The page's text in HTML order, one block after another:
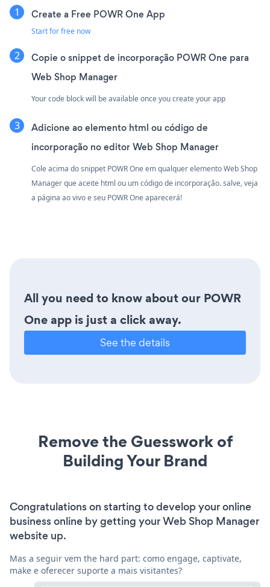
Create a Free POWR One App
Start for free now
Copie o snippet de incorporação POWR One para
Web Shop Manager
Your code block will be available once you create your app
Adicione ao elemento html ou código de
incorporação no editor Web Shop Manager
Cole acima do snippet POWR One em qualquer elemento Web Shop
Manager que aceite html ou um código de incorporação. salve, veja
a página ao vivo e seu POWR One aparecerá!
All you need to know about our POWR
One app is just a click away.
See the details
Remove the Guesswork of
Building Your Brand
Congratulations on starting to develop your online
business online by getting your Web Shop Manager
website up.
Mas a seguir vem the hard part: como engage, captivate,
make e oferecer suporte a mais visitantes?